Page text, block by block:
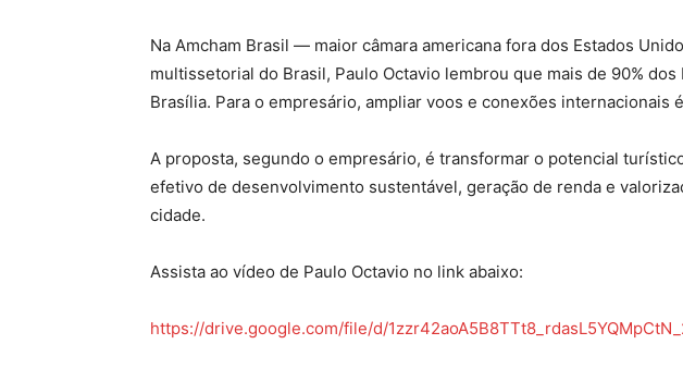
Na Amcham Brasil — maior câmara americana fora dos Estados
multissetorial do Brasil, Paulo Octavio lembrou que mais de 90%
Brasília. Para o empresário, ampliar voos e conexões internacionais
A proposta, segundo o empresário, é transformar o potencial
efetivo de desenvolvimento sustentável, geração de renda e
cidade.
Assista ao vídeo de Paulo Octavio no link abaixo:
https://drive.google.com/file/d/